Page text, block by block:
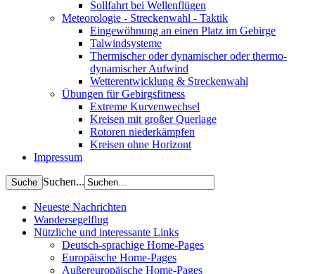
Sollfahrt bei Wellenflügen
Meteorologie - Streckenwahl - Taktik
Eingewöhnung an einen Platz im Gebirge
Talwindsysteme
Thermischer oder dynamischer oder thermo-
dynamischer Aufwind
Wetterentwicklung & Streckenwahl
Übungen für Gebirgsfitness
Extreme Kurvenwechsel
Kreisen mit großer Querlage
Rotoren niederkämpfen
Kreisen ohne Horizont
Impressum
Suchen...
Neueste Nachrichten
Wandersegelflug
Nützliche und interessante Links
Deutsch-sprachige Home-Pages
Europäische Home-Pages
Außereuropäische Home-Pages